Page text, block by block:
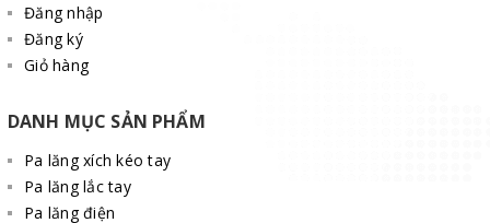
Đăng nhập
Đăng ký
Giỏ hàng
DANH MỤC SẢN PHẨM
Pa lăng xích kéo tay
Pa lăng lắc tay
Pa lăng điện